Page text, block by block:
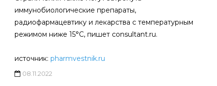
иммунобиологические препараты,
радиофармацевтику и лекарства с температурным
режимом ниже 15°C, пишет consultant.ru.
источник: pharmvestnik.ru
08.11.2022